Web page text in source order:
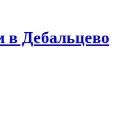
в Дебальцево